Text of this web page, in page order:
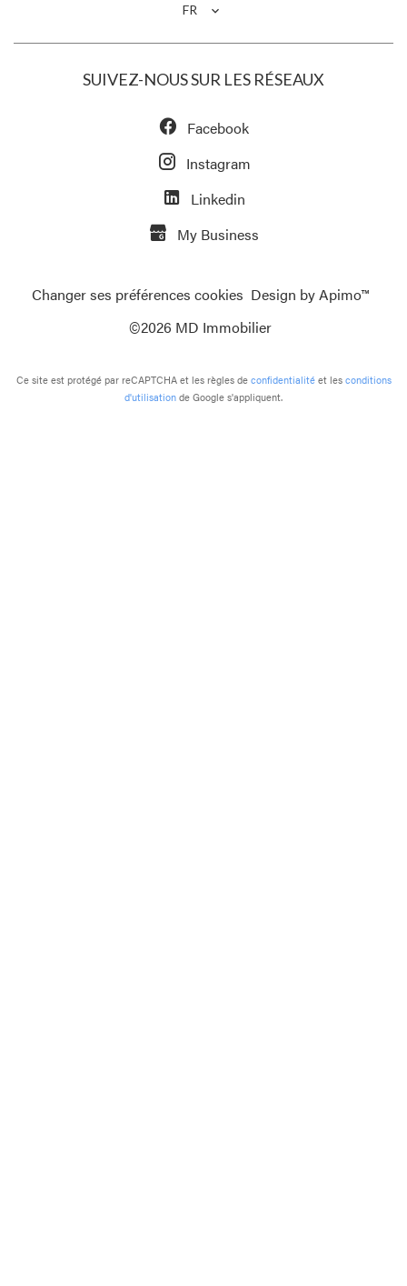
FR
SUIVEZ-NOUS SUR LES RÉSEAUX
Facebook
Instagram
Linkedin
My Business
Changer ses préférences cookies Design byApimo™
©2026 MD Immobilier
Ce site est protégé par reCAPTCHA et les règles de confidentialitéet les conditions
d'utilisation de Google s'appliquent.